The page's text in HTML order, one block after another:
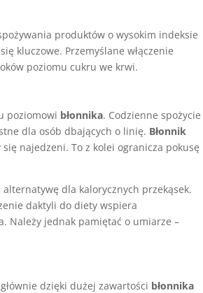
produktów o wysokim indeksie
kluczowe. Przemyślane włączenie
poziomu cukru we krwi.
poziomowi błonnika. Codzienne spożycie
dla osób dbających o linię. Błonnik
najedzeni. To z kolei ogranicza pokusę
dla kalorycznych przekąsek.
daktyli do diety wspiera
Należy jednak pamiętać o umiarze –
dzięki dużej zawartości błonnika